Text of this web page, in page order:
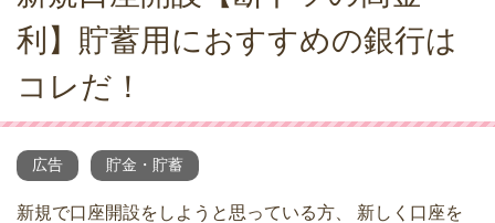
利】貯蓄用におすすめの銀行は
コレだ！
広告 貯金・貯蓄
新規で口座開設をしようと思っている方、
新しく口座を